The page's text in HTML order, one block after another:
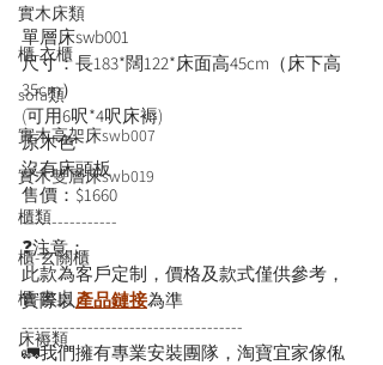
實木床類
櫃-衣櫃
sofa類
實木高架床swb007
實木雙層床swb019
櫃類
櫃-玄關櫃
櫃-書桌
床褥類
單層床swb001
尺寸：長183*闊122*床面高45cm（床下高
35cm）
(可用6呎*4呎床褥)
原木色
沒有床頭板
售價：$1660
----------------
❓注意：
此款為客戶定制，價格及款式僅供參考，
實際以產品鏈接為準
-------------------------------------
🚛我們擁有專業安裝團隊，淘寶宜家傢俬